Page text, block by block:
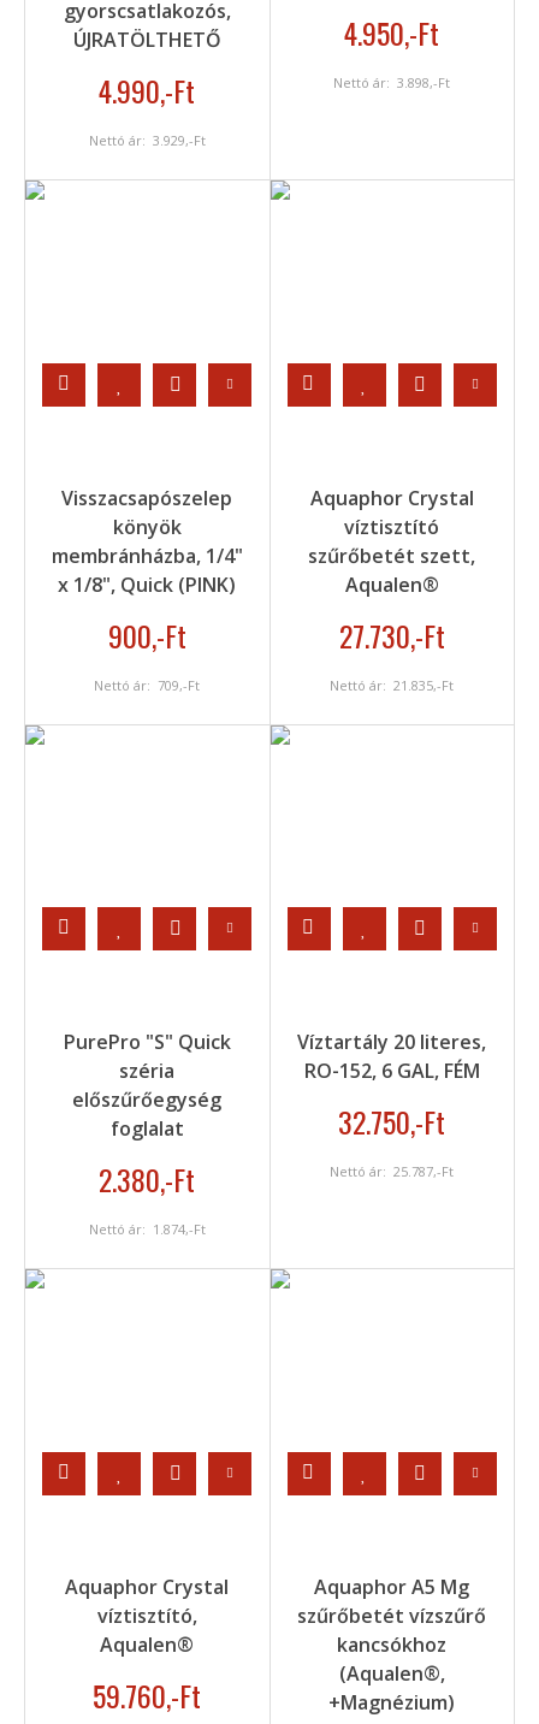
gyorscsatlakozós,
ÚJRATÖLTHETŐ
4.990,-Ft
Nettó ár: 3.929,-Ft
4.950,-Ft
Nettó ár:3.898,-Ft
Visszacsapószelep
könyök
membránházba, 1/4"
x 1/8", Quick (PINK)
900,-Ft
Nettó ár: 709,-Ft
Aquaphor Crystal
víztisztító
szűrőbetét szett,
Aqualen®
27.730,-Ft
Nettó ár:21.835,-Ft
PurePro "S" Quick
széria
előszűrőegység
foglalat
2.380,-Ft
Nettó ár: 1.874,-Ft
Víztartály 20 literes,
RO-152, 6 GAL, FÉM
32.750,-Ft
Nettó ár:25.787,-Ft
Aquaphor Crystal
víztisztító,
Aqualen®
59.760,-Ft
Aquaphor A5 Mg
szűrőbetét vízszűrő
kancsókhoz
(Aqualen®,
+Magnézium)